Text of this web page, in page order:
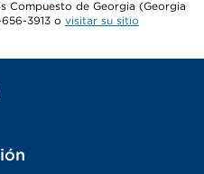
Compuesto de Georgia (Georgia
3913 o visitar su sitio